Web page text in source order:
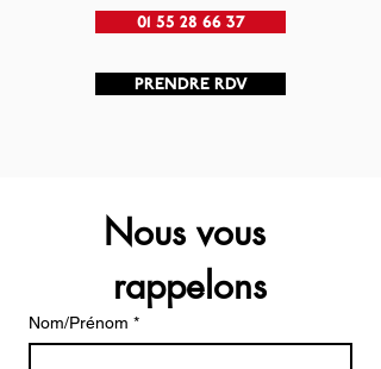
01 55 28 66 37
PRENDRE RDV
Nous vous
rappelons
Nom/Prénom *